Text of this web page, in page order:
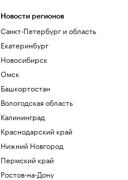
Новости регионов
Санкт-Петербург и область
Екатеринбург
Новосибирск
Омск
Башкортостан
Вологодская область
Калининград
Краснодарский край
Нижний Новгород
Пермский край
Ростов-на-Дону